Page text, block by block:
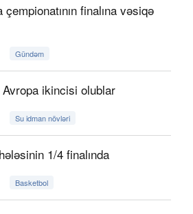
finalına vəsiqə
Gündəm
ikincisi olublar
Su idman növləri
1/4 finalında
Basketbol